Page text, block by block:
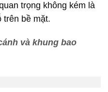
trọng không kém là
trên bề mặt.
và khung bao